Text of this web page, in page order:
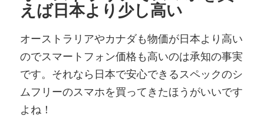
えば日本より少し高い
オーストラリアやカナダも物価が日本より高い
のでスマートフォン価格も高いのは承知の事実
です。それなら日本で安心できるスペックのシ
ムフリーのスマホを買ってきたほうがいいです
よね！